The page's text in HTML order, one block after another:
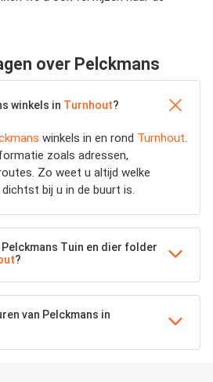
over Pelckmans
winkels in Turnhout?
winkels in en rond Turnhout.
zoals adressen,
Zo weet u altijd welke
bij u in de buurt is.
Pelckmans Tuin en dier folder
?
van Pelckmans in